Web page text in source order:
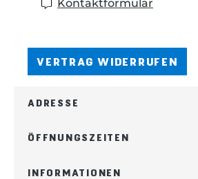
Kontaktformular
VERTRAG WIDERRUFEN
ADRESSE
ÖFFNUNGSZEITEN
INFORMATIONEN